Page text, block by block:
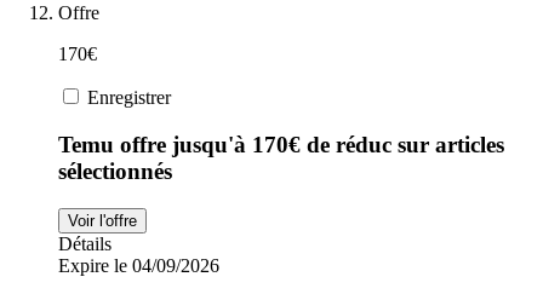
Offre
170€
Enregistrer
Temu offre jusqu'à 170€ de réduc sur articles
sélectionnés
Voir l'offre
Détails
Expire le 04/09/2026